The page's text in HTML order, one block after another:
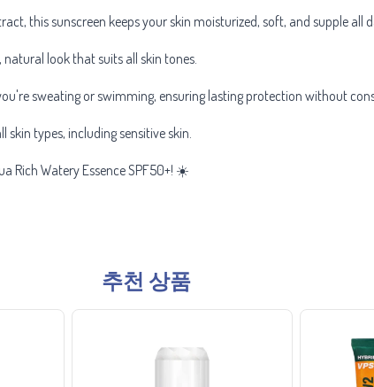
this sunscreen keeps your skin moisturized, soft, and supple all
look that suits all skin tones.
sweating or swimming, ensuring lasting protection without
types, including sensitive skin.
Rich Watery Essence SPF50+! ☀️
추천 상품